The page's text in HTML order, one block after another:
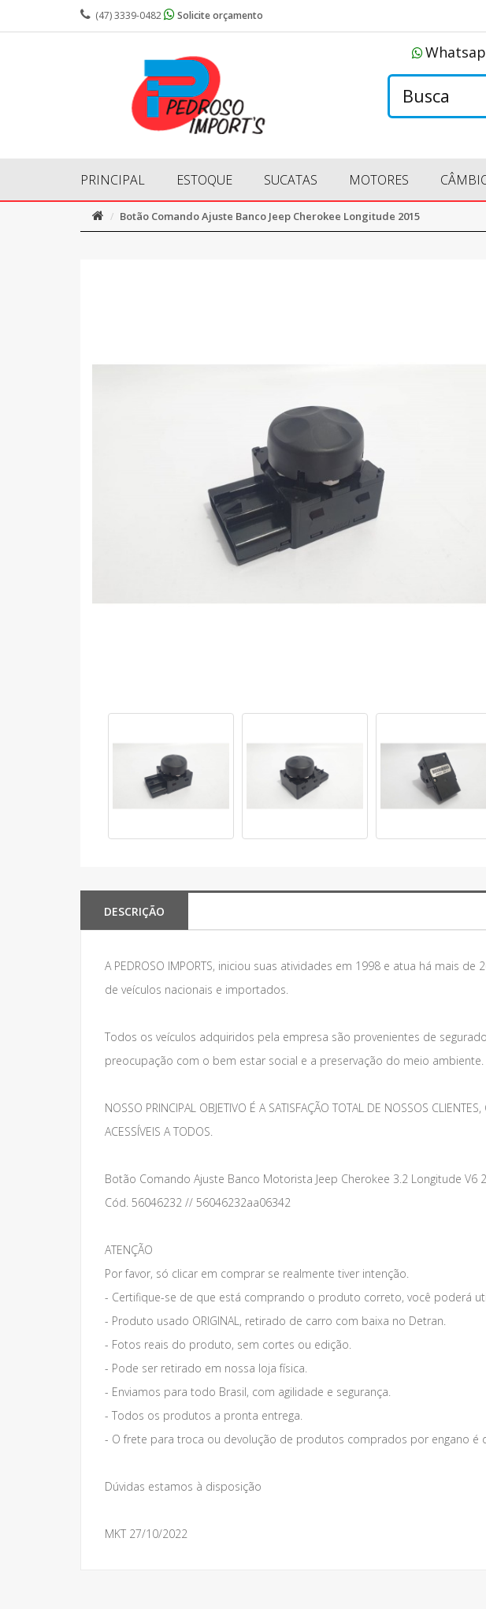
(47) 3339-0482 Solicite orçamento
PRINCIPAL ESTOQUE SUCATAS MOTORES
Botão Comando Ajuste Banco Jeep Cherokee Longitude 2015
DESCRIÇÃO
A PEDROSO IMPORTS, iniciou suas atividades em 1998 e atua há mais
de veículos nacionais e importados.
Todos os veículos adquiridos pela empresa são provenientes de
preocupação com o bem estar social e a preservação do meio
NOSSO PRINCIPAL OBJETIVO É A SATISFAÇÃO TOTAL DE NOSSOS
ACESSÍVEIS A TODOS.
Botão Comando Ajuste Banco Motorista Jeep Cherokee 3.2 Longitude V6
Cód. 56046232 // 56046232aa06342
ATENÇÃO
Por favor, só clicar em comprar se realmente tiver intenção.
- Certifique-se de que está comprando o produto correto, você poderá
- Produto usado ORIGINAL, retirado de carro com baixa no Detran.
- Fotos reais do produto, sem cortes ou edição.
- Pode ser retirado em nossa loja física.
- Enviamos para todo Brasil, com agilidade e segurança.
- Todos os produtos a pronta entrega.
- O frete para troca ou devolução de produtos comprados por engano
Dúvidas estamos à disposição
MKT 27/10/2022